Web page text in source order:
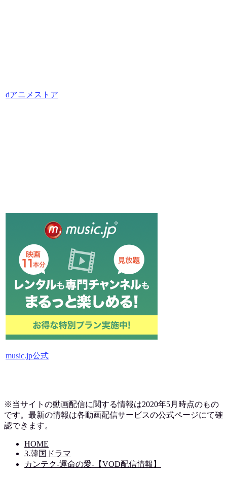
dアニメストア
music.jp公式
※当サイトの動画配信に関する情報は2020年5月時点のもの
です。最新の情報は各動画配信サービスの公式ページにて確
認できます。
HOME
3.韓国ドラマ
カンテク-運命の愛-【VOD配信情報】